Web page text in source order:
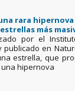
rara
más
por el
publicado en
estrella, que
una hipernova